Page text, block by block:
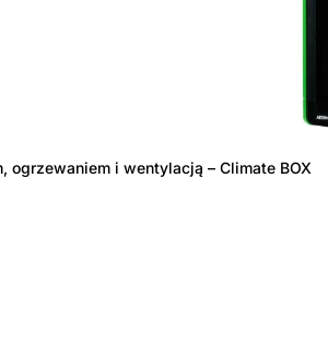
ogrzewaniem i wentylacją – Climate BOX